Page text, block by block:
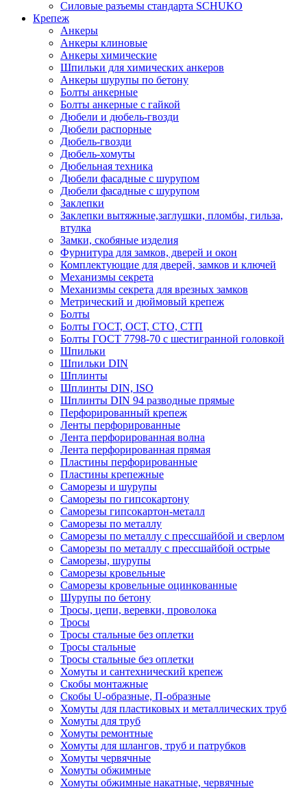
Силовые разъемы стандарта SCHUKO
Крепеж
Анкеры
Анкеры клиновые
Анкеры химические
Шпильки для химических анкеров
Анкеры шурупы по бетону
Болты анкерные
Болты анкерные с гайкой
Дюбели и дюбель-гвозди
Дюбели распорные
Дюбель-гвозди
Дюбель-хомуты
Дюбельная техника
Дюбели фасадные с шурупом
Дюбели фасадные с шурупом
Заклепки
Заклепки вытяжные,заглушки, пломбы, гильза,
втулка
Замки, скобяные изделия
Фурнитура для замков, дверей и окон
Комплектующие для дверей, замков и ключей
Механизмы секрета
Механизмы секрета для врезных замков
Метрический и дюймовый крепеж
Болты
Болты ГОСТ, ОСТ, СТО, СТП
Болты ГОСТ 7798-70 с шестигранной головкой
Шпильки
Шпильки DIN
Шплинты
Шплинты DIN, ISO
Шплинты DIN 94 разводные прямые
Перфорированный крепеж
Ленты перфорированные
Лента перфорированная волна
Лента перфорированная прямая
Пластины перфорированные
Пластины крепежные
Саморезы и шурупы
Саморезы по гипсокартону
Саморезы гипсокартон-металл
Саморезы по металлу
Саморезы по металлу с прессшайбой и сверлом
Саморезы по металлу с прессшайбой острые
Саморезы, шурупы
Саморезы кровельные
Саморезы кровельные оцинкованные
Шурупы по бетону
Тросы, цепи, веревки, проволока
Тросы
Тросы стальные без оплетки
Тросы стальные
Тросы стальные без оплетки
Хомуты и сантехнический крепеж
Скобы монтажные
Скобы U-образные, П-образные
Хомуты для пластиковых и металлических труб
Хомуты для труб
Хомуты ремонтные
Хомуты для шлангов, труб и патрубков
Хомуты червячные
Хомуты обжимные
Хомуты обжимные накатные, червячные